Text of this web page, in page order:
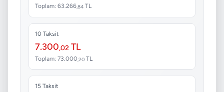
Toplam: 63.266,84 TL
10 Taksit
7.300,02 TL
Toplam: 73.000 ,20 TL
15 Taksit